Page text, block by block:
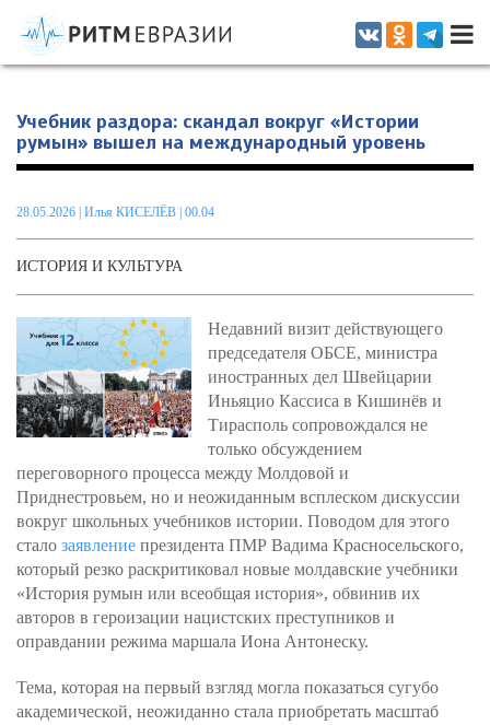
Информационно-аналитическое издание, посвященное актуальным
проблемам интеграции на постсоветском пространстве
Учебник раздора: скандал вокруг «Истории
румын» вышел на международный уровень
28.05.2026 Илья КИСЕЛЁВ | 00.04
ИСТОРИЯ И КУЛЬТУРА
Недавний визит действующего
председателя ОБСЕ, министра
иностранных дел Швейцарии
Иньяцио Кассиса в Кишинёв и
Тирасполь сопровождался не
только обсуждением
переговорного процесса между Молдовой и
Приднестровьем, но и неожиданным всплеском дискуссии
вокруг школьных учебников истории. Поводом для этого
стало заявление президента ПМР Вадима Красносельского,
который резко раскритиковал новые молдавские учебники
«История румын или всеобщая история», обвинив их
авторов в героизации нацистских преступников и
оправдании режима маршала Иона Антонеску.
Тема, которая на первый взгляд могла показаться сугубо
академической, неожиданно стала приобретать масштаб